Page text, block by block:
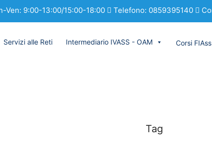
Ven: 9:00-13:00/15:00-18:00 Telefono: 0859395140
Servizi alle Reti Intermediario IVASS - OAM Corsi
Tag